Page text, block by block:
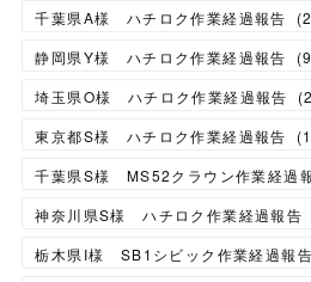
千葉県A様 ハチロク作業経過報告
(
静岡県Y様 ハチロク作業経過報告
(9
埼玉県O様 ハチロク作業経過報告
(
東京都S様 ハチロク作業経過報告
(
千葉県S様 MS52クラウン作業経過
神奈川県S様 ハチロク作業経過報告
栃木県I様 SB1シビック作業経過報告